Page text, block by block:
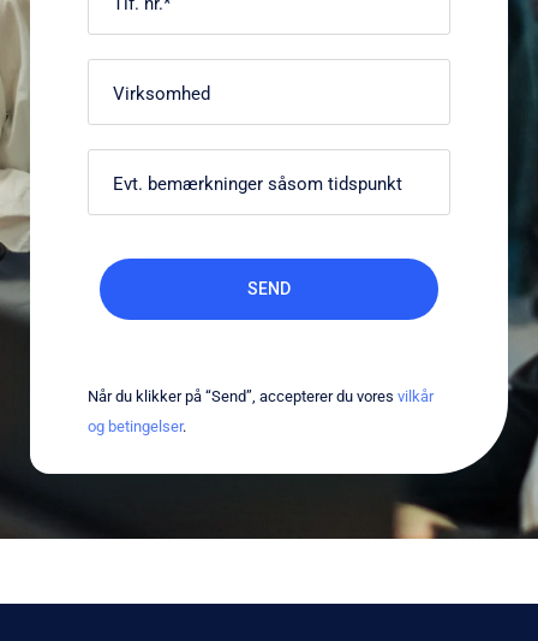
Når du klikker på “Send”, accepterer du vores vilkår
og betingelser.